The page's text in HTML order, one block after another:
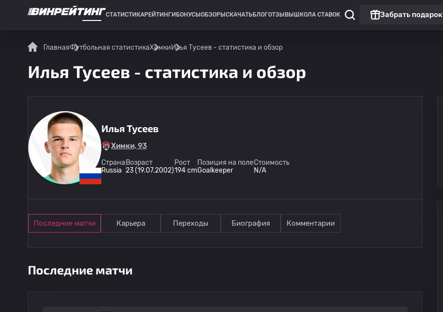
СТАТИСТИКАРЕЙТИНГИ БОНУСЫ ОБЗОРЫ СКАЧАТЬ БЛОГОТЗЫВЫ ШКОЛА СТАВОК Забрать подарок
ГлавнаяФутбольная статистикаХимкиИлья Тусеев - статистика и обзор
Илья Тусеев - статистика и обзор
Илья Тусеев
Химки, 93
Страна
Russia
Возраст
23 (19.07.2002)
Рост
194 cm
Позиция на поле
Goalkeeper
Стоимость
N/A
Последние матчи Карьера Переходы Биография Комментарии
Последние матчи